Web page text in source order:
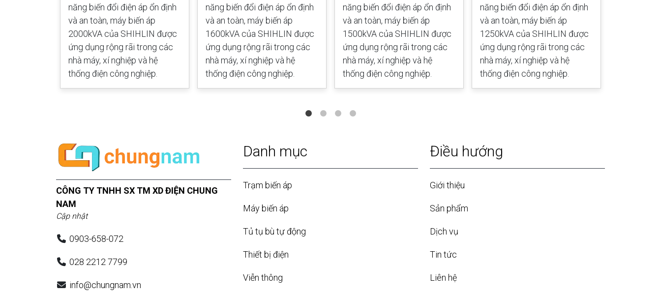
năng biến đổi điện áp ổn định
và an toàn, máy biến áp
2000kVA của SHIHLIN được
ứng dụng rộng rãi trong các
nhà máy, xí nghiệp và hệ
thống điện công nghiệp.
năng biến đổi điện áp ổn định
và an toàn, máy biến áp
1600kVA của SHIHLIN được
ứng dụng rộng rãi trong các
nhà máy, xí nghiệp và hệ
thống điện công nghiệp.
năng biến đổi điện áp ổn định
và an toàn, máy biến áp
1500kVA của SHIHLIN được
ứng dụng rộng rãi trong các
nhà máy, xí nghiệp và hệ
thống điện công nghiệp.
năng biến đổi điện áp ổn định
và an toàn, máy biến áp
1250kVA của SHIHLIN được
ứng dụng rộng rãi trong các
nhà máy, xí nghiệp và hệ
thống điện công nghiệp.
CÔNG TY TNHH SX TM XD ĐIỆN CHUNG
NAM
Cập nhật
0903-658-072
028 2212 7799
info@chungnam.vn
Danh mục
Trạm biến áp
Máy biến áp
Tủ tụ bù tự động
Thiết bị điện
Viễn thông
Điều hướng
Giới thiệu
Sản phẩm
Dịch vụ
Tin tức
Liên hệ